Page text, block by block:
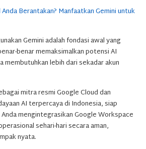
Berantakan? Manfaatkan Gemini untuk
Gemini adalah fondasi awal yang
benar memaksimalkan potensi AI
membutuhkan lebih dari sekadar akun
mitra resmi Google Cloud dan
AI terpercaya di Indonesia, siap
mengintegrasikan Google Workspace
sehari-hari secara aman,
nyata.